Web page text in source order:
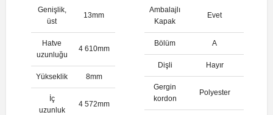
Genişlik,
üst
13mm
Hatve
uzunluğu
4 610mm
Yükseklik 8mm
İç
uzunluk
4 572mm
Ambalajlı
Kapak
Evet
Bölüm A
Dişli Hayır
Gergin
kordon
Polyester